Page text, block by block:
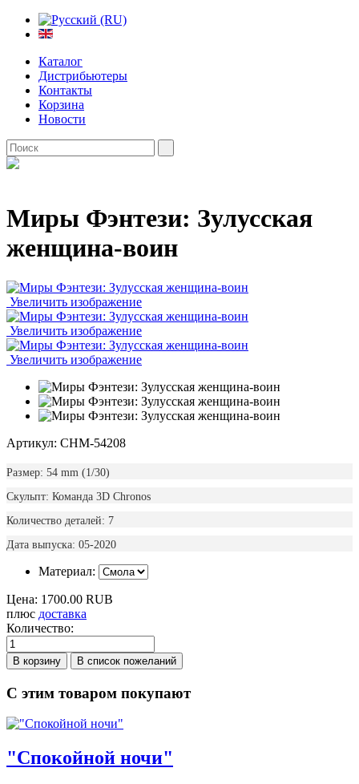
Каталог
Дистрибьютеры
Контакты
Корзина
Новости
Миры Фэнтези: Зулусская
женщина-воин
Увеличить изображение
Увеличить изображение
Увеличить изображение
Артикул: CHM-54208
Размер: 54 mm (1/30)
Скульпт: Команда 3D Chronos
Количество деталей: 7
Дата выпуска: 05-2020
Материал:
Цена: 1700.00 RUB
плюс доставка
Количество:
С этим товаром покупают
"Спокойной ночи"